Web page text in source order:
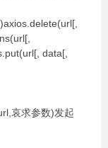
data[,
哀求参数)发起